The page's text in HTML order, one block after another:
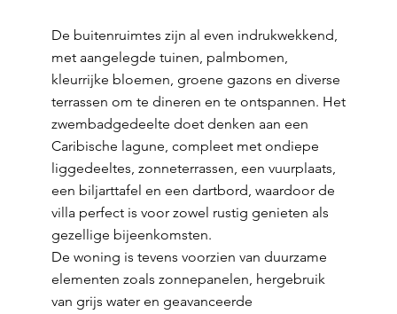
De buitenruimtes zijn al even indrukwekkend,
met aangelegde tuinen, palmbomen,
kleurrijke bloemen, groene gazons en diverse
terrassen om te dineren en te ontspannen. Het
zwembadgedeelte doet denken aan een
Caribische lagune, compleet met ondiepe
liggedeeltes, zonneterrassen, een vuurplaats,
een biljarttafel en een dartbord, waardoor de
villa perfect is voor zowel rustig genieten als
gezellige bijeenkomsten.
De woning is tevens voorzien van duurzame
elementen zoals zonnepanelen, hergebruik
van grijs water en geavanceerde